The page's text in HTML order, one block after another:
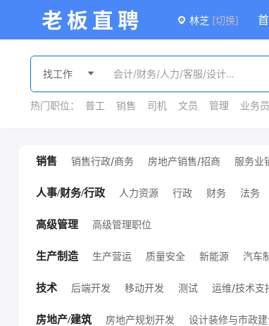
林芝 [切换]
热门职位： 普工 销售 司机 文员 管理 业务员
销售 销售行政/商务 房地产销售/招商 服务业
医疗销售
销售管理 其他销售职位
人事/财务/行政 人力资源 行政 财务 法务
高级管理 高级管理职位
生产制造 生产营运 质量安全 新能源 汽车
其他生产制造职位
环保 能源/地质
技术 后端开发 移动开发 测试 运维/技术支
高端技术职位
人工智能 销售技术支持 其
房地产/建筑 房地产规划开发 设计装修与市政